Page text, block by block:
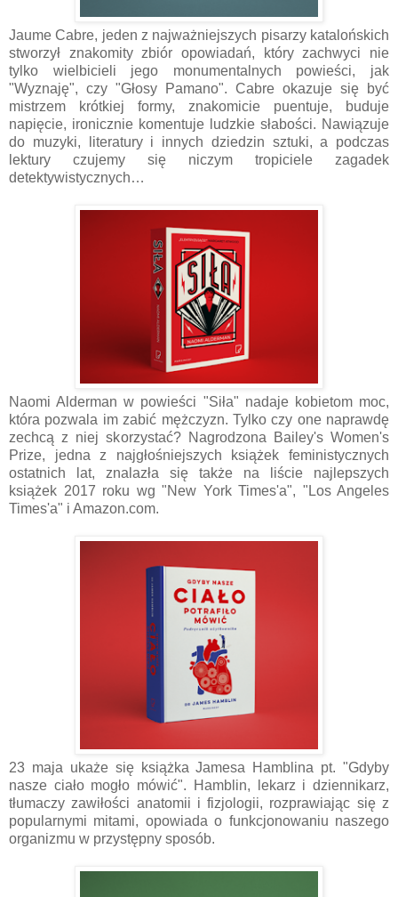
Jaume Cabre, jeden z najważniejszych pisarzy katalońskich
stworzył znakomity zbiór opowiadań, który zachwyci nie
tylko wielbicieli jego monumentalnych powieści, jak
"Wyznaję", czy "Głosy Pamano". Cabre okazuje się być
mistrzem krótkiej formy, znakomicie puentuje, buduje
napięcie, ironicznie komentuje ludzkie słabości. Nawiązuje
do muzyki, literatury i innych dziedzin sztuki, a podczas
lektury czujemy się niczym tropiciele zagadek
detektywistycznych…
Naomi Alderman w powieści "Siła" nadaje kobietom moc,
która pozwala im zabić mężczyzn. Tylko czy one naprawdę
zechcą z niej skorzystać? Nagrodzona Bailey's Women's
Prize, jedna z najgłośniejszych książek feministycznych
ostatnich lat, znalazła się także na liście najlepszych
książek 2017 roku wg "New York Times'a", "Los Angeles
Times'a" i Amazon.com.
23 maja ukaże się książka Jamesa Hamblina pt. "Gdyby
nasze ciało mogło mówić". Hamblin, lekarz i dziennikarz,
tłumaczy zawiłości anatomii i fizjologii, rozprawiając się z
popularnymi mitami, opowiada o funkcjonowaniu naszego
organizmu w przystępny sposób.